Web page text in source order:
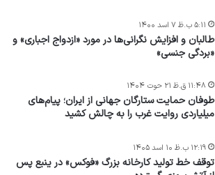
طالبان و افزایش نگرانی‌ها در مورد «ازدواج اجباری» و
«بردگی جنسی»
۵:۱۱ ب.ظ ۷ اسد ۱۴۰۰
طوفان حمایت ستارگان جهانی از ایران؛ پیام‌های
میلیاردی روایت غرب را به چالش کشید
۱۱:۴۸ ق.ظ ۲۱ حوت ۱۴۰۴
توقف خط تولید کارخانه بزرگ «فوکس» در ینبع پس
۱۲:۱۹ ب.ظ ۱۰ اسد ۱۴۰۵